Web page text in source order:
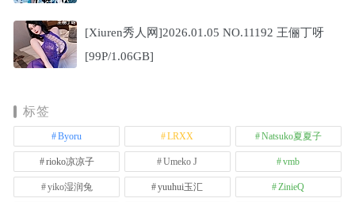
[Xiuren秀人网]2026.01.05 NO.11192 王俪丁呀
[99P/1.06GB]
标签
Byoru LRXX Natsuko夏夏子
rioko凉凉子 Umeko J vmb
yiko湿润兔 yuuhui玉汇 ZinieQ